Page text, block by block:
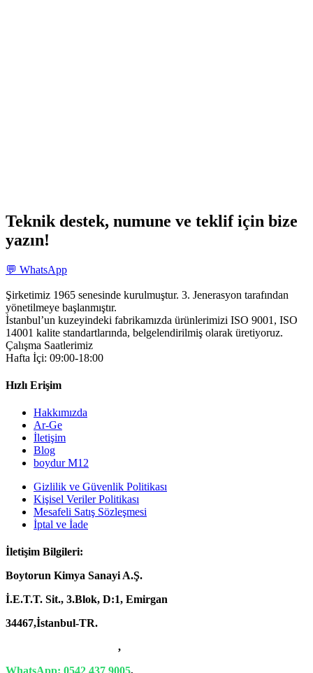
Teknik destek, numune ve teklif için bize
yazın!
💬 WhatsApp
Şirketimiz 1965 senesinde kurulmuştur. 3. Jenerasyon tarafından
yönetilmeye başlanmıştır.
İstanbul’un kuzeyindeki fabrikamızda ürünlerimizi ISO 9001, ISO
14001 kalite standartlarında, belgelendirilmiş olarak üretiyoruz.
Çalışma Saatlerimiz
Hafta İçi: 09:00-18:00
Hızlı Erişim
Hakkımızda
Ar-Ge
İletişim
Blog
boydur M12
Gizlilik ve Güvenlik Politikası
Kişisel Veriler Politikası
Mesafeli Satış Sözleşmesi
İptal ve İade
İletişim Bilgileri:
Boytorun Kimya Sanayi A.Ş.
İ.E.T.T. Sit., 3.Blok, D:1, Emirgan
34467,İstanbul-TR.
,